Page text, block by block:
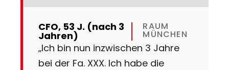
CFO, 53 J. (nach 3
Jahren)
RAUM
MÜNCHEN
„Ich bin nun inzwischen 3 Jahre
bei der Fa. XXX. Ich habe die